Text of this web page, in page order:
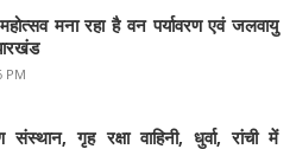
मना रहा है वन पर्यावरण एवं जलवायु
PM
संस्थान, गृह रक्षा वाहिनी, धुर्वा, रांची में